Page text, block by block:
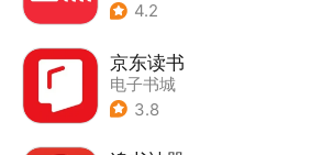
4.2
京东读书
电子书城
3.8